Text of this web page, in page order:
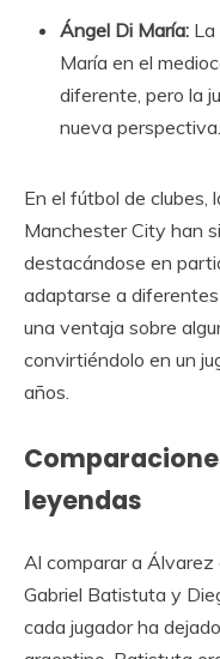
Ángel Di María:
María en el
diferente, pero la
nueva perspectiva.
En el fútbol de clubes,
Manchester City han
destacándose en
adaptarse a
una ventaja sobre
convirtiéndolo en un
años.
leyendas
Al comparar a
Gabriel Batistuta y
cada jugador ha